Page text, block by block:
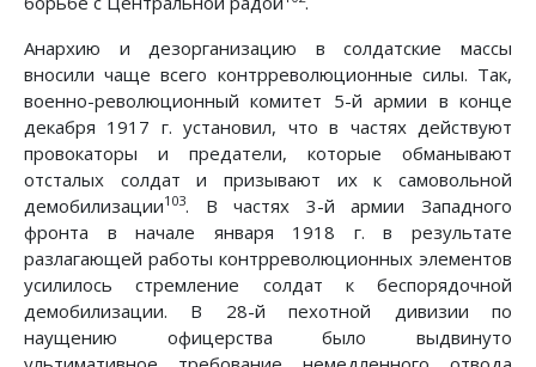
Анархию и дезорганизацию в солдатские массы
вносили чаще всего контрреволюционные силы. Так,
военно-революционный комитет 5-й армии в конце
декабря 1917 г. установил, что в частях действуют
провокаторы и предатели, которые обманывают
отсталых солдат и призывают их к самовольной
демобилизации103. В частях 3-й армии Западного
фронта в начале января 1918 г. в результате
разлагающей работы контрреволюционных элементов
усилилось стремление солдат к беспорядочной
демобилизации. В 28-й пехотной дивизии по
наущению офицерства было выдвинуто